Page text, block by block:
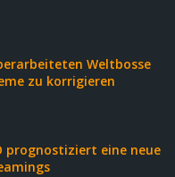
Weltbosse
zu korrigieren
prognostiziert eine neue